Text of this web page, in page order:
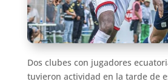
Dos clubes con jugadores
tuvieron actividad en la tarde de